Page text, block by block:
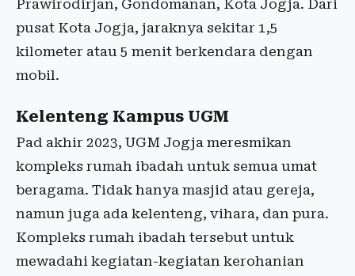
Prawirodirjan, Gondomanan, Kota Jogja. Dari
pusat Kota Jogja, jaraknya sekitar 1,5
kilometer atau 5 menit berkendara dengan
mobil.
Kelenteng Kampus UGM
Pad akhir 2023, UGM Jogja meresmikan
kompleks rumah ibadah untuk semua umat
beragama. Tidak hanya masjid atau gereja,
namun juga ada kelenteng, vihara, dan pura.
Kompleks rumah ibadah tersebut untuk
mewadahi kegiatan-kegiatan kerohanian